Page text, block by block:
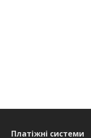
Платіжні системи